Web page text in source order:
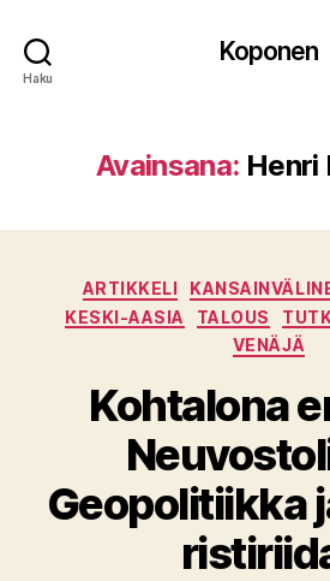
Haku
Koponen
Avainsana: Henri
ARTIKKELI
KESKI-AASIA
TALOUS
VENÄJÄ
Kohtalona
Geopolitiikka